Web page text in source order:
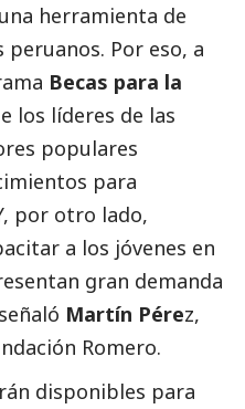
herramienta de
Por eso, a
Becas para la
los líderes de las
populares
para
por otro lado,
a los jóvenes en
gran demanda
Martín Pérez,
Romero.
disponibles para